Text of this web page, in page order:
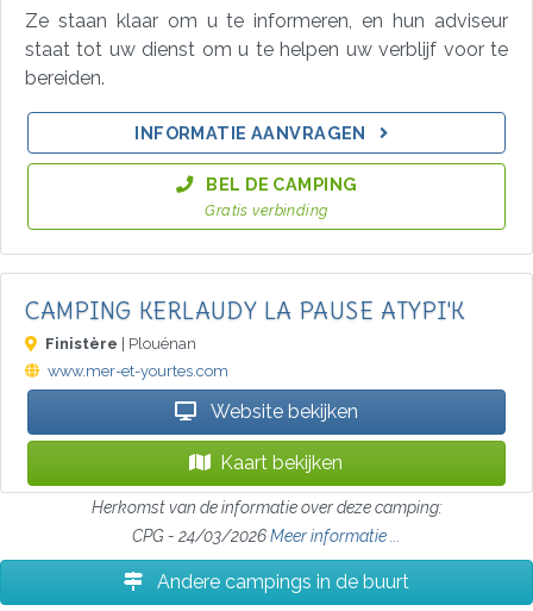
Ze staan klaar om u te informeren, en hun adviseur
staat tot uw dienst om u te helpen uw verblijf voor te
bereiden.
INFORMATIE AANVRAGEN
BEL DE CAMPING
Gratis verbinding
CAMPING KERLAUDY LA PAUSE ATYPI'K
Finistère | Plouénan
www.mer-et-yourtes.com
Website bekijken
Kaart bekijken
Herkomst van de informatie over deze camping:
CPG - 24/03/2026Meer informatie ...
Andere campings in de buurt